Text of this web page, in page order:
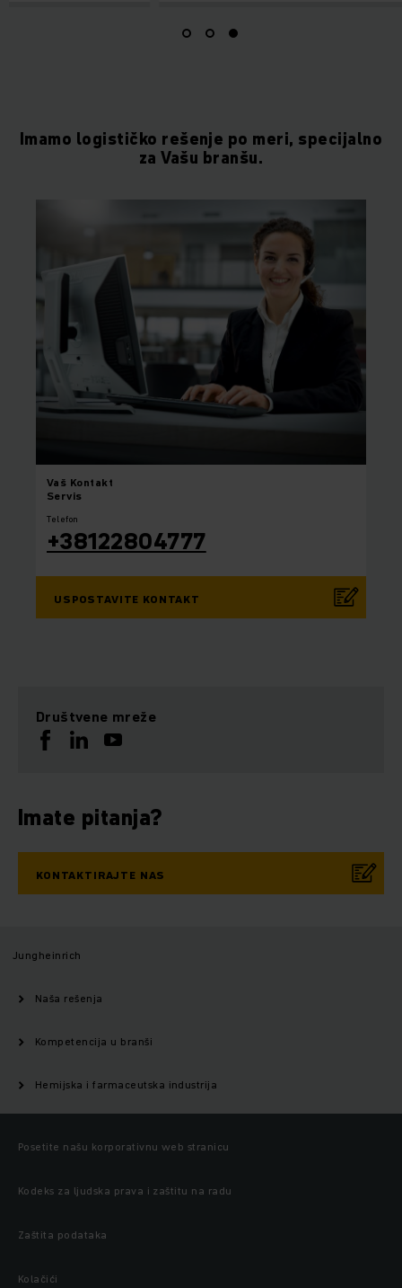
Imamo logističko rešenje po meri, specijalno
za Vašu branšu.
Vaš Kontakt
Servis
Telefon
+38122804777
USPOSTAVITE KONTAKT
Društvene mreže
Imate pitanja?
KONTAKTIRAJTE NAS
Jungheinrich
Naša rešenja
Kompetencija u branši
Hemijska i farmaceutska industrija ​
Posetite našu korporativnu web stranicu
Kodeks za ljudska prava i zaštitu na radu
Zaštita podataka
Kolačići